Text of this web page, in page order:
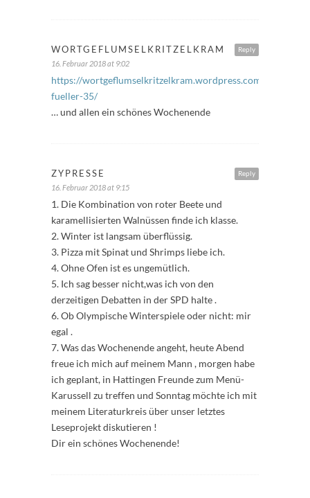
Reply
WORTGEFLUMSELKRITZELKRAM
16. Februar 2018 at 9:02
https://wortgeflumselkritzelkram.wordpress.com/2018/02/
fueller-35/
… und allen ein schönes Wochenende
Reply
ZYPRESSE
16. Februar 2018 at 9:15
1. Die Kombination von roter Beete und
karamellisierten Walnüssen finde ich klasse.
2. Winter ist langsam überflüssig.
3. Pizza mit Spinat und Shrimps liebe ich.
4. Ohne Ofen ist es ungemütlich.
5. Ich sag besser nicht,was ich von den
derzeitigen Debatten in der SPD halte .
6. Ob Olympische Winterspiele oder nicht: mir
egal .
7. Was das Wochenende angeht, heute Abend
freue ich mich auf meinem Mann , morgen habe
ich geplant, in Hattingen Freunde zum Menü-
Karussell zu treffen und Sonntag möchte ich mit
meinem Literaturkreis über unser letztes
Leseprojekt diskutieren !
Dir ein schönes Wochenende!